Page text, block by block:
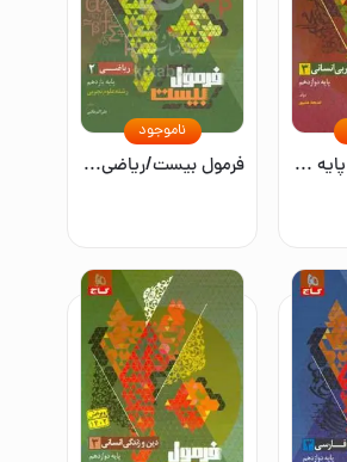
عربی ۳ انسانی پایه دوازدهم فرمول بیست/ریاضی ۲/یازدهم تجربی
ناموجود